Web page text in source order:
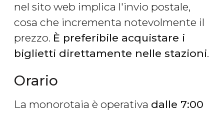
nel sito web implica l'invio postale,
cosa che incrementa notevolmente il
prezzo. È preferibile acquistare i
biglietti direttamente nelle stazioni.
Orario
La monorotaia è operativa dalle 7:00